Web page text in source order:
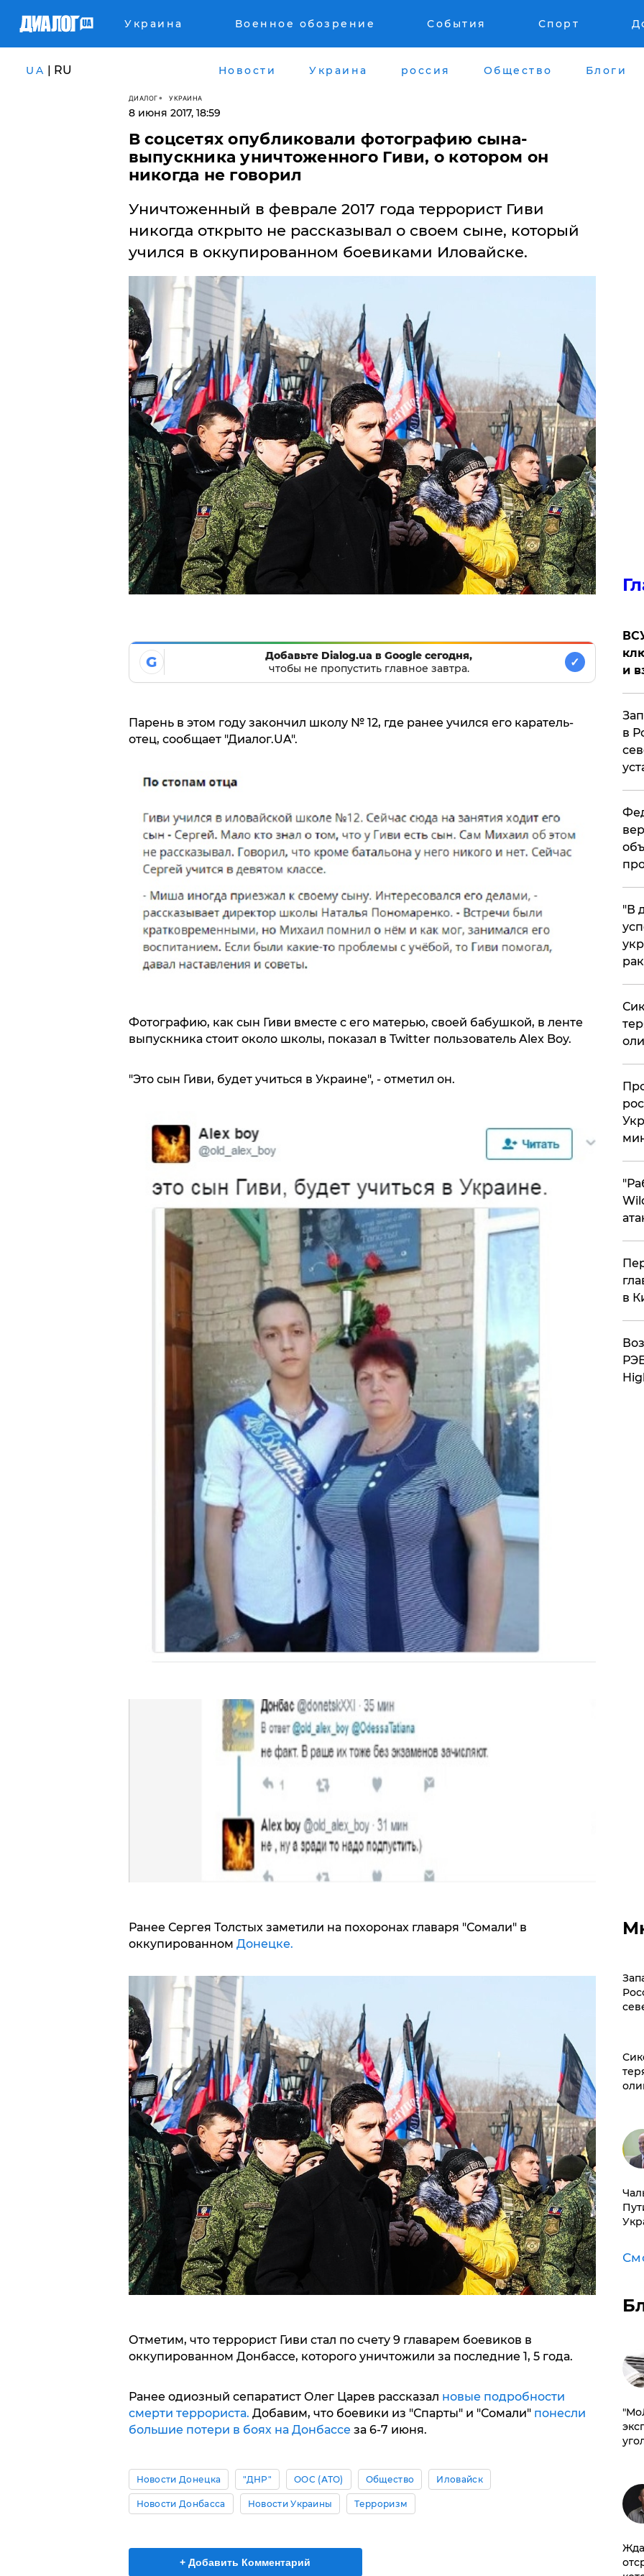
Украина Военное обозрение События Спорт
UA | RU Новости Украина россия Общество Блоги
ДИАЛОГ УКРАИНА
8 июня 2017, 18:59
В соцсетях опубликовали фотографию сына-
выпускника уничтоженного Гиви, о котором он
никогда не говорил
Уничтоженный в феврале 2017 года террорист Гиви
никогда открыто не рассказывал о своем сыне, который
учился в оккупированном боевиками Иловайске.
G
Добавьте Dialog.ua в Google сегодня,
чтобы не пропустить главное завтра.
✓
Парень в этом году закончил школу № 12, где ранее учился его каратель-
отец, сообщает "Диалог.UA".
Фотографию, как сын Гиви вместе с его матерью, своей бабушкой, в ленте
выпускника стоит около школы, показал в Twitter пользователь Alex Boy.
"Это сын Гиви, будет учиться в Украине", - отметил он.
Ранее Сергея Толстых заметили на похоронах главаря "Сомали" в
оккупированном Донецке.
Отметим, что террорист Гиви стал по счету 9 главарем боевиков в
оккупированном Донбассе, которого уничтожили за последние 1, 5 года.
Ранее одиозный сепаратист Олег Царев рассказал новые подробности
смерти террориста. Добавим, что боевики из "Спарты" и "Сомали"понесли
большие потери в боях на Донбассеза 6-7 июня.
Новости Донецка "ДНР" ООС (АТО) Общество Иловайск
Новости Донбасса Новости Украины Терроризм
+ Добавить Комментарий
и
в
​"В
в